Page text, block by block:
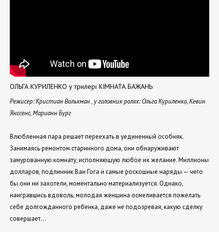
ОЛЬГА КУРИЛЕНКО у трилері КІМНАТА БАЖАНЬ
Режисер: Кристиан Волькман , у головних ролях: Ольга Куриленко, Кевин
Янссенс, Марианн Бург
Влюбленная пара решает переехать в уединенный особняк.
Занимаясь ремонтом старинного дома, они обнаруживают
замурованную комнату, исполняющую любое их желание. Миллионы
долларов, подлинник Ван Гога и самые роскошные наряды — чего
бы они ни захотели, моментально материализуется. Однако,
наигравшись вдоволь, молодая женщина осмеливается пожелать
себе долгожданного ребенка, даже не подозревая, какую сделку
совершает…